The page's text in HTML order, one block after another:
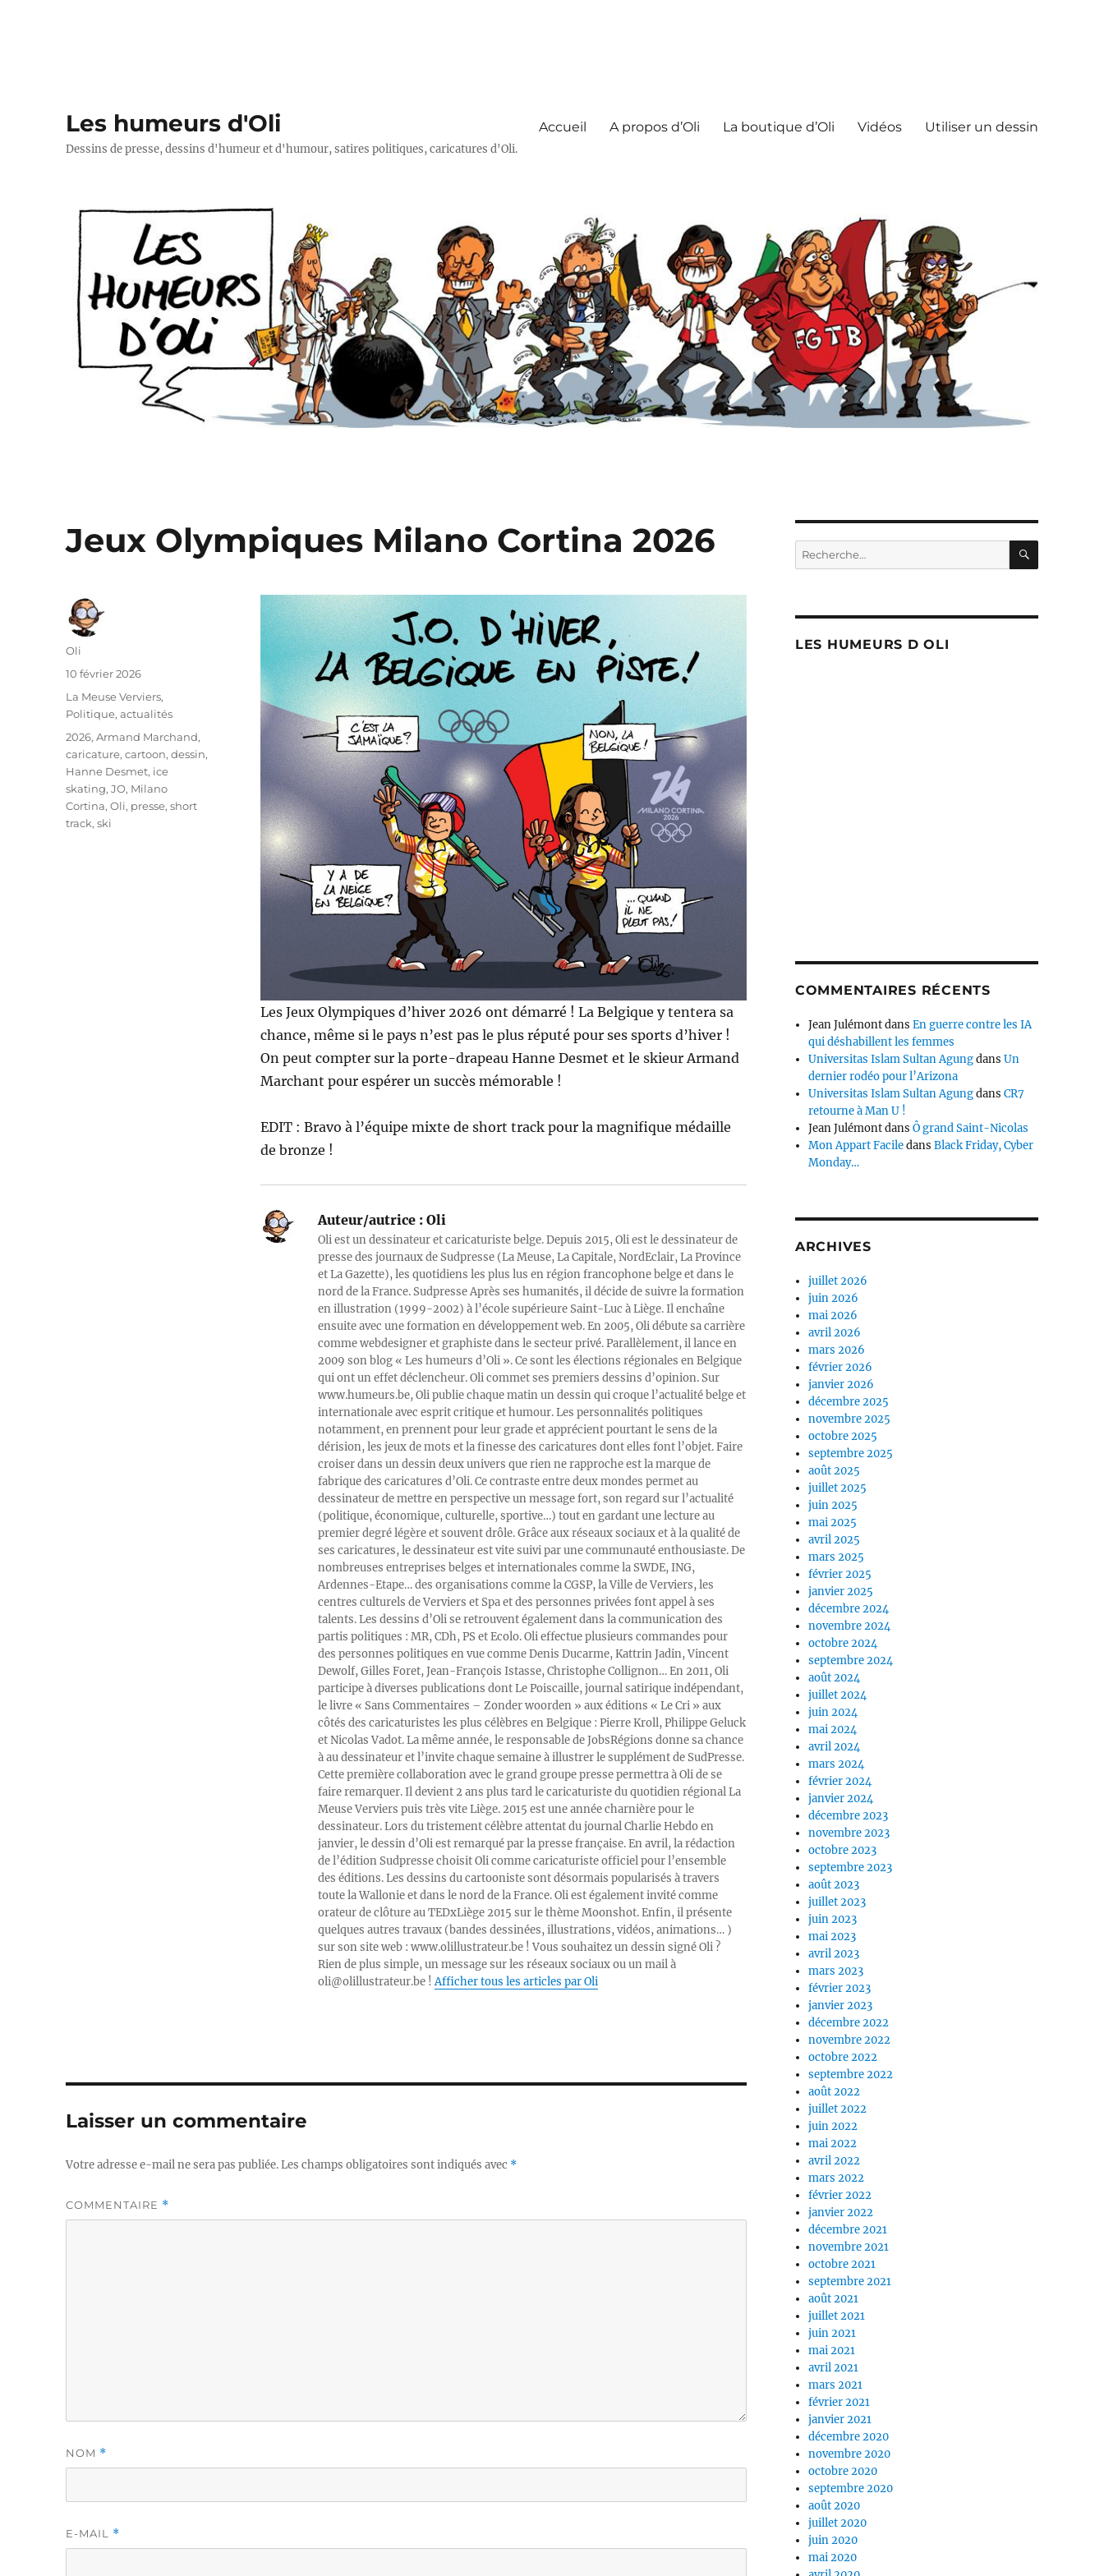
Les humeurs d'Oli
Dessins de presse, dessins d'humeur et d'humour, satires politiques, caricatures d'Oli.
Accueil A propos d’Oli La boutique d’Oli Vidéos Utiliser un dessin
Jeux Olympiques Milano Cortina 2026
Les Jeux Olympiques d’hiver 2026 ont démarré ! La Belgique y tentera sa
chance, même si le pays n’est pas le plus réputé pour ses sports d’hiver !
On peut compter sur la porte-drapeau Hanne Desmet et le skieur Armand
Marchant pour espérer un succès mémorable !
EDIT : Bravo à l’équipe mixte de short track pour la magnifique médaille
de bronze !
Auteur/autrice :Oli
Oli est un dessinateur et caricaturiste belge. Depuis 2015, Oli est le dessinateur de
presse des journaux de Sudpresse (La Meuse, La Capitale, NordEclair, La Province
et La Gazette), les quotidiens les plus lus en région francophone belge et dans le
nord de la France. Sudpresse Après ses humanités, il décide de suivre la formation
en illustration (1999-2002) à l’école supérieure Saint-Luc à Liège. Il enchaîne
ensuite avec une formation en développement web. En 2005, Oli débute sa carrière
comme webdesigner et graphiste dans le secteur privé. Parallèlement, il lance en
2009 son blog « Les humeurs d’Oli ». Ce sont les élections régionales en Belgique
qui ont un effet déclencheur. Oli commet ses premiers dessins d’opinion. Sur
www.humeurs.be, Oli publie chaque matin un dessin qui croque l’actualité belge et
internationale avec esprit critique et humour. Les personnalités politiques
notamment, en prennent pour leur grade et apprécient pourtant le sens de la
dérision, les jeux de mots et la finesse des caricatures dont elles font l’objet. Faire
croiser dans un dessin deux univers que rien ne rapproche est la marque de
fabrique des caricatures d’Oli. Ce contraste entre deux mondes permet au
dessinateur de mettre en perspective un message fort, son regard sur l’actualité
(politique, économique, culturelle, sportive…) tout en gardant une lecture au
premier degré légère et souvent drôle. Grâce aux réseaux sociaux et à la qualité de
ses caricatures, le dessinateur est vite suivi par une communauté enthousiaste. De
nombreuses entreprises belges et internationales comme la SWDE, ING,
Ardennes-Etape… des organisations comme la CGSP, la Ville de Verviers, les
centres culturels de Verviers et Spa et des personnes privées font appel à ses
talents. Les dessins d’Oli se retrouvent également dans la communication des
partis politiques : MR, CDh, PS et Ecolo. Oli effectue plusieurs commandes pour
des personnes politiques en vue comme Denis Ducarme, Kattrin Jadin, Vincent
Dewolf, Gilles Foret, Jean-François Istasse, Christophe Collignon… En 2011, Oli
participe à diverses publications dont Le Poiscaille, journal satirique indépendant,
le livre « Sans Commentaires – Zonder woorden » aux éditions « Le Cri » aux
côtés des caricaturistes les plus célèbres en Belgique : Pierre Kroll, Philippe Geluck
et Nicolas Vadot. La même année, le responsable de JobsRégions donne sa chance
à au dessinateur et l’invite chaque semaine à illustrer le supplément de SudPresse.
Cette première collaboration avec le grand groupe presse permettra à Oli de se
faire remarquer. Il devient 2 ans plus tard le caricaturiste du quotidien régional La
Meuse Verviers puis très vite Liège. 2015 est une année charnière pour le
dessinateur. Lors du tristement célèbre attentat du journal Charlie Hebdo en
janvier, le dessin d’Oli est remarqué par la presse française. En avril, la rédaction
de l’édition Sudpresse choisit Oli comme caricaturiste officiel pour l’ensemble
des éditions. Les dessins du cartooniste sont désormais popularisés à travers
toute la Wallonie et dans le nord de la France. Oli est également invité comme
orateur de clôture au TEDxLiège 2015 sur le thème Moonshot. Enfin, il présente
quelques autres travaux (bandes dessinées, illustrations, vidéos, animations… )
sur son site web : www.olillustrateur.be ! Vous souhaitez un dessin signé Oli ?
Rien de plus simple, un message sur les réseaux sociaux ou un mail à
oli@olillustrateur.be !Afficher tous les articles par Oli
Auteur
Oli
Publié
10 février 2026
Catégories
La Meuse Verviers,
Politique, actualités
Étiquettes
2026,Armand Marchand,
caricature,cartoon,dessin,
Hanne Desmet, ice
skating,JO, Milano
Cortina,Oli, presse,short
track,ski
Laisser un commentaire
Votre adresse e-mail ne sera pas publiée.Les champs obligatoires sont indiqués avec *
COMMENTAIRE *
NOM *
E-MAIL *
Recherche
pour :
LES HUMEURS D OLI
COMMENTAIRES RÉCENTS
Jean JulémontdansEn guerre contre les IA
qui déshabillent les femmes
Universitas Islam Sultan AgungdansUn
dernier rodéo pour l’Arizona
Universitas Islam Sultan AgungdansCR7
retourne à Man U !
Jean JulémontdansÔ grand Saint-Nicolas
Mon Appart FaciledansBlack Friday, Cyber
Monday…
ARCHIVES
juillet 2026
juin 2026
mai 2026
avril 2026
mars 2026
février 2026
janvier 2026
décembre 2025
novembre 2025
octobre 2025
septembre 2025
août 2025
juillet 2025
juin 2025
mai 2025
avril 2025
mars 2025
février 2025
janvier 2025
décembre 2024
novembre 2024
octobre 2024
septembre 2024
août 2024
juillet 2024
juin 2024
mai 2024
avril 2024
mars 2024
février 2024
janvier 2024
décembre 2023
novembre 2023
octobre 2023
septembre 2023
août 2023
juillet 2023
juin 2023
mai 2023
avril 2023
mars 2023
février 2023
janvier 2023
décembre 2022
novembre 2022
octobre 2022
septembre 2022
août 2022
juillet 2022
juin 2022
mai 2022
avril 2022
mars 2022
février 2022
janvier 2022
décembre 2021
novembre 2021
octobre 2021
septembre 2021
août 2021
juillet 2021
juin 2021
mai 2021
avril 2021
mars 2021
février 2021
janvier 2021
décembre 2020
novembre 2020
octobre 2020
septembre 2020
août 2020
juillet 2020
juin 2020
mai 2020